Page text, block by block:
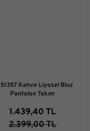
51357 Kahve Liyosel Bluz
Pantolon Takım
1.439,40 TL
2.399,00 TL